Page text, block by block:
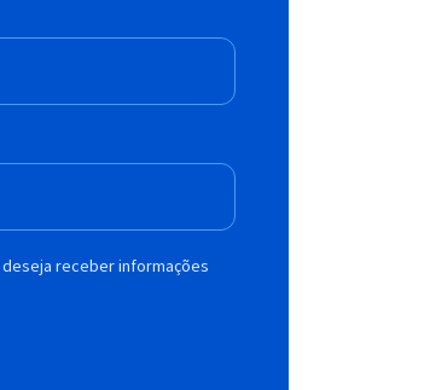
receber informações